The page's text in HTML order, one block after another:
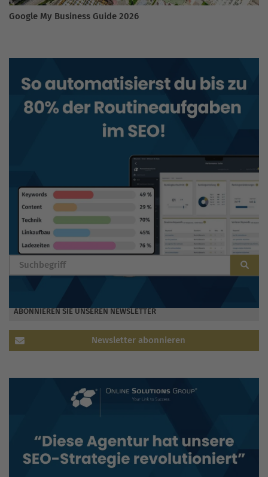
Google My Business Guide 2026
BLOG DURCHSUCHEN
ABONNIEREN SIE UNSEREN NEWSLETTER
Newsletter abonnieren